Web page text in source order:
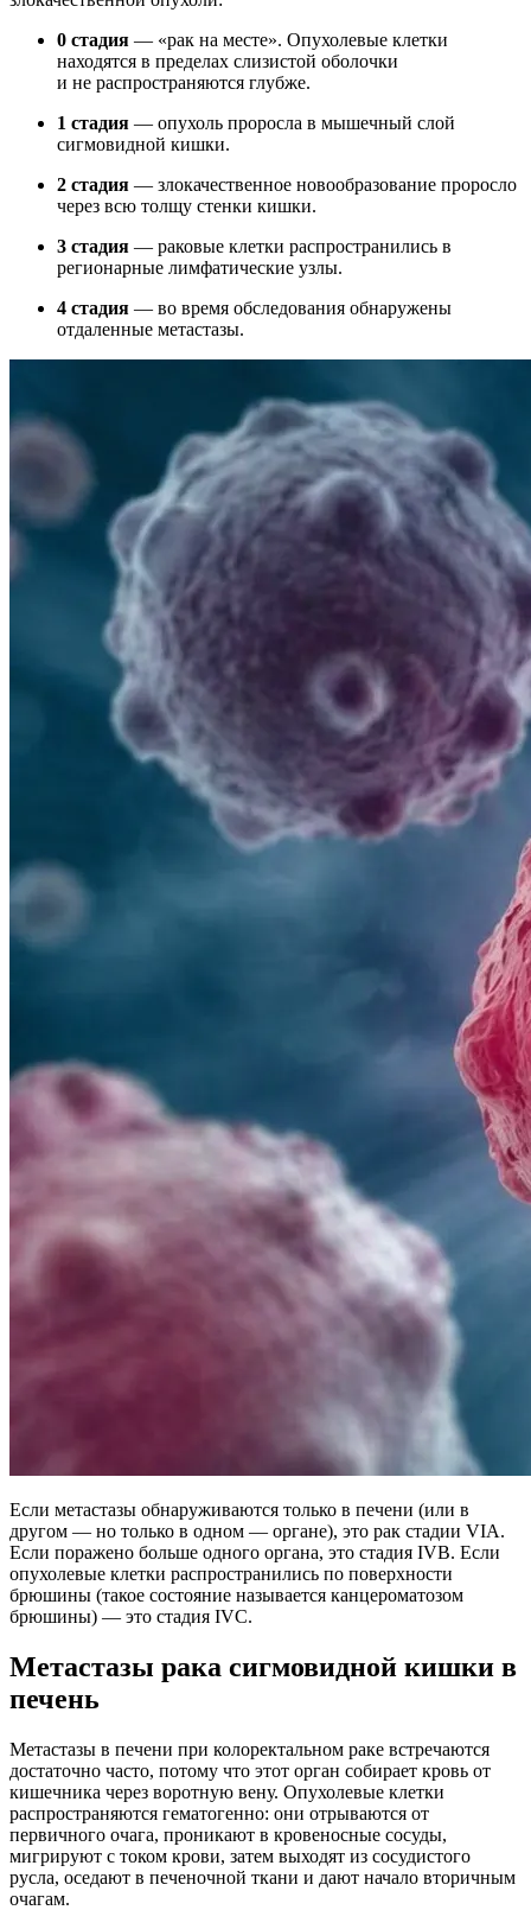
0 стадия — «рак на месте». Опухолевые клетки
находятся в пределах слизистой оболочки
и не распространяются глубже.
1 стадия — опухоль проросла в мышечный слой
сигмовидной кишки.
2 стадия — злокачественное новообразование проросло
через всю толщу стенки кишки.
3 стадия — раковые клетки распространились в
регионарные лимфатические узлы.
4 стадия — во время обследования обнаружены
отдаленные метастазы.
Если метастазы обнаруживаются только в печени (или в
другом — но только в одном — органе), это рак стадии VIA.
Если поражено больше одного органа, это стадия IVB. Если
опухолевые клетки распространились по поверхности
брюшины (такое состояние называется канцероматозом
брюшины) — это стадия IVC.
Метастазы рака сигмовидной кишки в
печень
Метастазы в печени при колоректальном раке встречаются
достаточно часто, потому что этот орган собирает кровь от
кишечника через воротную вену. Опухолевые клетки
распространяются гематогенно: они отрываются от
первичного очага, проникают в кровеносные сосуды,
мигрируют с током крови, затем выходят из сосудистого
русла, оседают в печеночной ткани и дают начало вторичным
очагам.